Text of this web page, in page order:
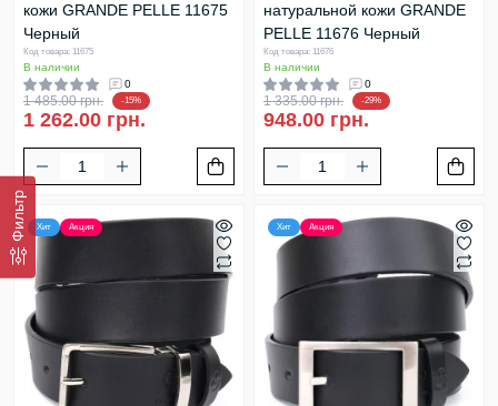
Фильтр
кожи GRANDE PELLE 11675
Черный
Код товара: 11675
В наличии
0
1 485.00 грн. -15%
1 262.00 грн.
натуральной кожи GRANDE
PELLE 11676 Черный
Код товара: 11676
В наличии
0
1 335.00 грн. -29%
948.00 грн.
Хит Акция Хит Акция